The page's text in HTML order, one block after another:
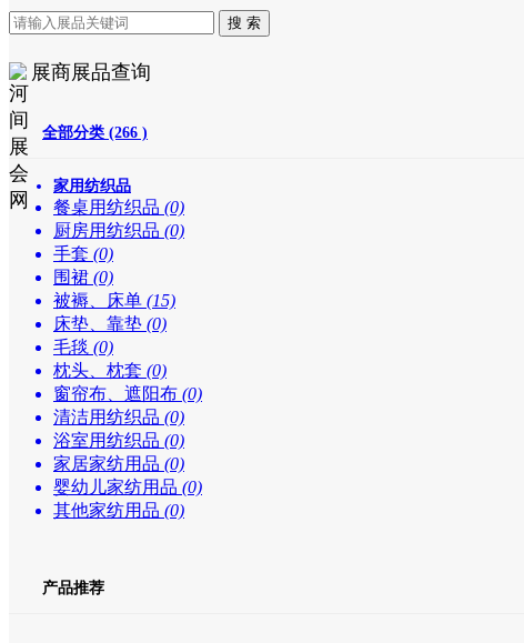
展商展品查询
全部分类 (266 )
家用纺织品
餐桌用纺织品 (0)
厨房用纺织品 (0)
手套 (0)
围裙 (0)
被褥、床单 (15)
床垫、靠垫 (0)
毛毯 (0)
枕头、枕套 (0)
窗帘布、遮阳布 (0)
清洁用纺织品 (0)
浴室用纺织品 (0)
家居家纺用品 (0)
婴幼儿家纺用品 (0)
其他家纺用品 (0)
产品推荐